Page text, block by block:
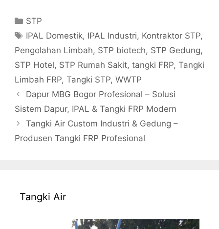
Categories
STP
Tags
IPAL Domestik, IPAL Industri, Kontraktor STP,
Pengolahan Limbah, STP biotech, STP Gedung,
STP Hotel, STP Rumah Sakit, tangki FRP, Tangki
Limbah FRP, Tangki STP, WWTP
Dapur MBG Bogor Profesional – Solusi
Sistem Dapur, IPAL & Tangki FRP Modern
Tangki Air Custom Industri & Gedung –
Produsen Tangki FRP Profesional
Tangki Air